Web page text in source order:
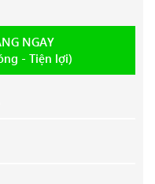
NGAY
- Tiện lợi)